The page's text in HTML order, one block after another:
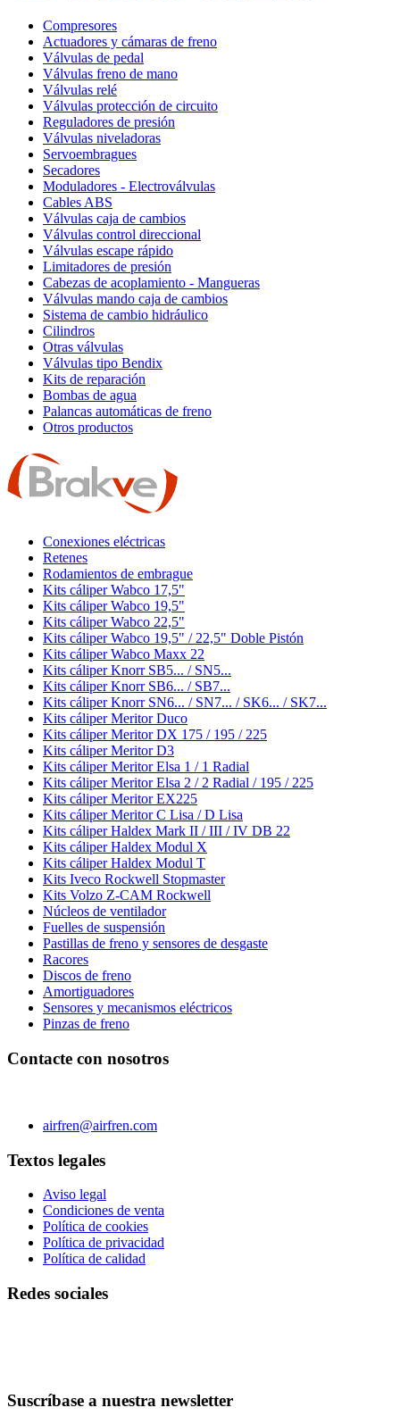
Compresores
Actuadores y cámaras de freno
Válvulas de pedal
Válvulas freno de mano
Válvulas relé
Válvulas protección de circuito
Reguladores de presión
Válvulas niveladoras
Servoembragues
Secadores
Moduladores - Electroválvulas
Cables ABS
Válvulas caja de cambios
Válvulas control direccional
Válvulas escape rápido
Limitadores de presión
Cabezas de acoplamiento - Mangueras
Válvulas mando caja de cambios
Sistema de cambio hidráulico
Cilindros
Otras válvulas
Válvulas tipo Bendix
Kits de reparación
Bombas de agua
Palancas automáticas de freno
Otros productos
Conexiones eléctricas
Retenes
Rodamientos de embrague
Kits cáliper Wabco 17,5"
Kits cáliper Wabco 19,5"
Kits cáliper Wabco 22,5"
Kits cáliper Wabco 19,5" / 22,5" Doble Pistón
Kits cáliper Wabco Maxx 22
Kits cáliper Knorr SB5... / SN5...
Kits cáliper Knorr SB6... / SB7...
Kits cáliper Knorr SN6... / SN7... / SK6... / SK7...
Kits cáliper Meritor Duco
Kits cáliper Meritor DX 175 / 195 / 225
Kits cáliper Meritor D3
Kits cáliper Meritor Elsa 1 / 1 Radial
Kits cáliper Meritor Elsa 2 / 2 Radial / 195 / 225
Kits cáliper Meritor EX225
Kits cáliper Meritor C Lisa / D Lisa
Kits cáliper Haldex Mark II / III / IV DB 22
Kits cáliper Haldex Modul X
Kits cáliper Haldex Modul T
Kits Iveco Rockwell Stopmaster
Kits Volzo Z-CAM Rockwell
Núcleos de ventilador
Fuelles de suspensión
Pastillas de freno y sensores de desgaste
Racores
Discos de freno
Amortiguadores
Sensores y mecanismos eléctricos
Pinzas de freno
Contacte con nosotros
airfren@airfren.com
Textos legales
Aviso legal
Condiciones de venta
Política de cookies
Política de privacidad
Política de calidad
Redes sociales
Suscríbase a nuestra newsletter